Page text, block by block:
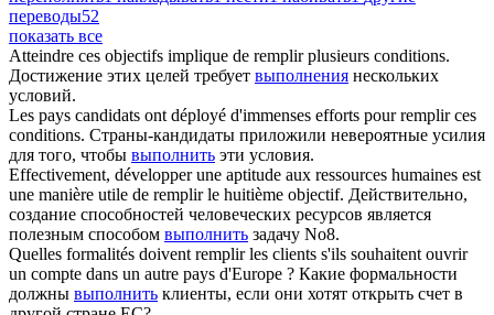
переводы52
показать все
Atteindre ces objectifs implique de remplirplusieurs conditions.
Достижение этих целей требует выполнения нескольких
условий.
Les pays candidats ont déployé d'immenses efforts pourremplirces
conditions. Страны-кандидаты приложили невероятные усилия
для того, чтобы выполнить эти условия.
Effectivement, développer une aptitude aux ressources humaines est
une manière utile de remplirle huitième objectif. Действительно,
создание способностей человеческих ресурсов является
полезным способом выполнить задачу No8.
Quelles formalités doiventremplirles clients s'ils souhaitent ouvrir
un compte dans un autre pays d'Europe ? Какие формальности
должны выполнить клиенты, если они хотят открыть счет в